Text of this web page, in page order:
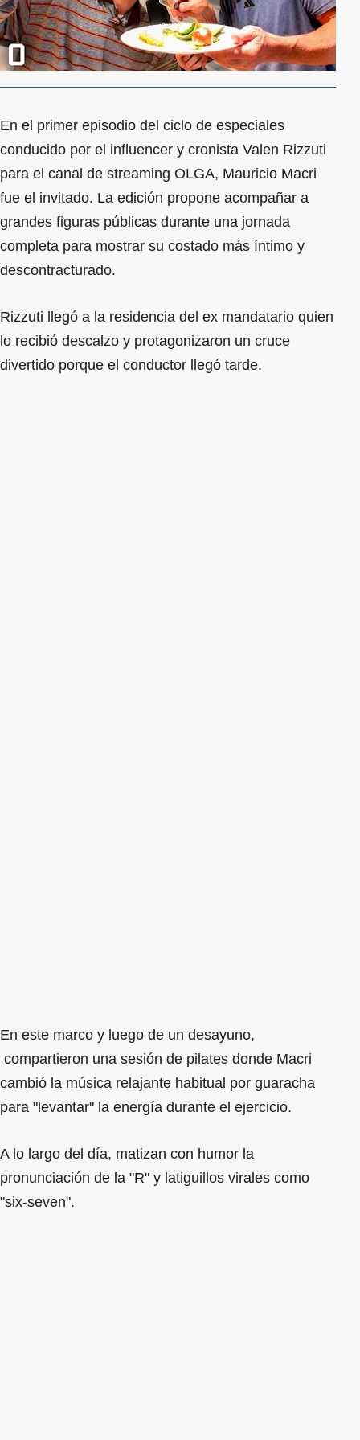
En el primer episodio del ciclo de especiales
conducido por el influencer y cronista Valen Rizzuti
para el canal de streaming OLGA, Mauricio Macri
fue el invitado. La edición propone acompañar a
grandes figuras públicas durante una jornada
completa para mostrar su costado más íntimo y
descontracturado.
Rizzuti llegó a la residencia del ex mandatario quien
lo recibió descalzo y protagonizaron un cruce
divertido porque el conductor llegó tarde.
En este marco y luego de un desayuno,
compartieron una sesión de pilates donde Macri
cambió la música relajante habitual por guaracha
para "levantar" la energía durante el ejercicio.
A lo largo del día, matizan con humor la
pronunciación de la "R" y latiguillos virales como
"six-seven".